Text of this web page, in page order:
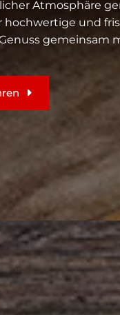
Atmosphäre
und
gemeinsam